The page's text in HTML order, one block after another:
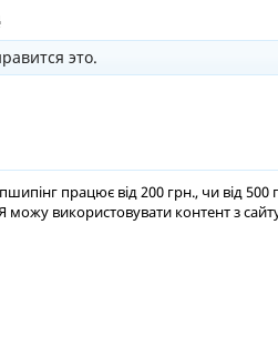
это.
працює від 200 грн., чи від
використовувати контент з